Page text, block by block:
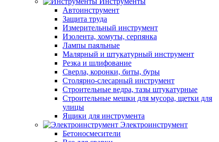
Автоинструмент
Защита труда
Измерительный инструмент
Изолента, хомуты, серпянка
Лампы паяльные
Малярный и штукатурный инструмент
Резка и шлифование
Сверла, коронки, биты, буры
Столярно-слесарный инструмент
Строительные ведра, тазы штукатурные
Строительные мешки для мусора, щетки для
улицы
Ящики для инструмента
Электроинструмент
Бетоносмесители